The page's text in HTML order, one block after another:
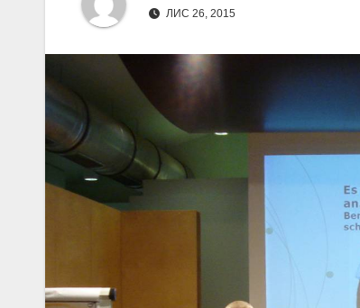
ЛИС 26, 2015